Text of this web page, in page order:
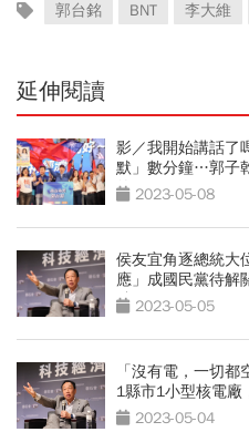
郭台銘 BNT 李大維
延伸閱讀
影／我開始講話了
默」數分鐘…郭子
的 2023-05-08
侯友宜角逐總統
應」成國民黨待解
跌 2023-05-05
「沒有電，一切
1縣市1小型核電
2023-05-04